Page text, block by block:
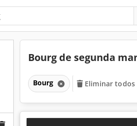
Bourg de segunda
Bourg Eliminar